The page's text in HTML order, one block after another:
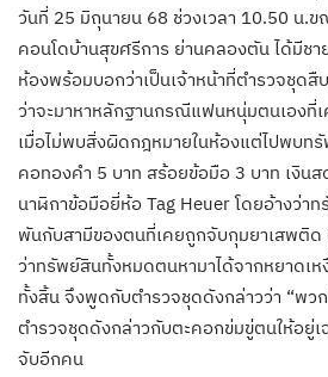
วันที่ 25 มิถุนายน 68 ช่วงเวลา 10.50 น.
คอนโดบ้านสุขศรีการ ย่านคลองตัน ได้มีชา
ห้องพร้อมบอกว่าเป็นเจ้าหน้าที่ตำรวจชุดสื
ว่าจะมาหาหลักฐานกรณีแฟนหนุ่มตนเองที่
เมื่อไม่พบสิ่งผิดกฎหมายในห้องแต่ไปพบท
คอทองคำ 5 บาท สร้อยข้อมือ 3 บาท เงิน
นาฬิกาข้อมือยี่ห้อ Tag Heuer โดยอ้างว่า
พันกับสามีของตนที่เคยถูกจับกุมยาเสพติด
ว่าทรัพย์สินทั้งหมดตนหามาได้จากหยาดเห
ทั้งสิ้น จึงพูดกับตำรวจชุดดังกล่าวว่า “พว
ตำรวจชุดดังกล่าวกับตะคอกข่มขู่ตนให้อยู่เ
จับอีกคน